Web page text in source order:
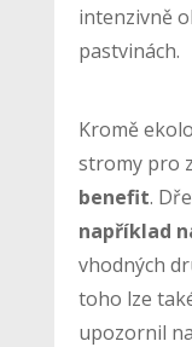
intenzivně
pastvinách.
Kromě
stromy pro
benefit.
například
vhodných
toho lze
upozornil